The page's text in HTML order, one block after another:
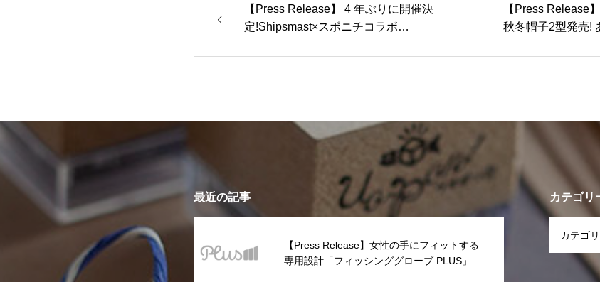
【Press Release】 4 年ぶりに開催決
定!Shipsmast×スポニチコラボ
【Press Release
秋冬帽子2型発売!
最近の記事
【Press Release】女性の手にフィットする
専用設計「フィッシンググローブ PLUS」が
カテゴリ